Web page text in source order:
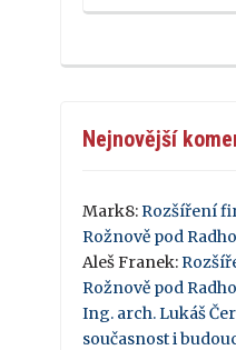
Nejnovější
Mark8: Rozšíření
Rožnově pod
Aleš Franek:
Rožnově pod
Ing. arch. Lukáš
současnost i